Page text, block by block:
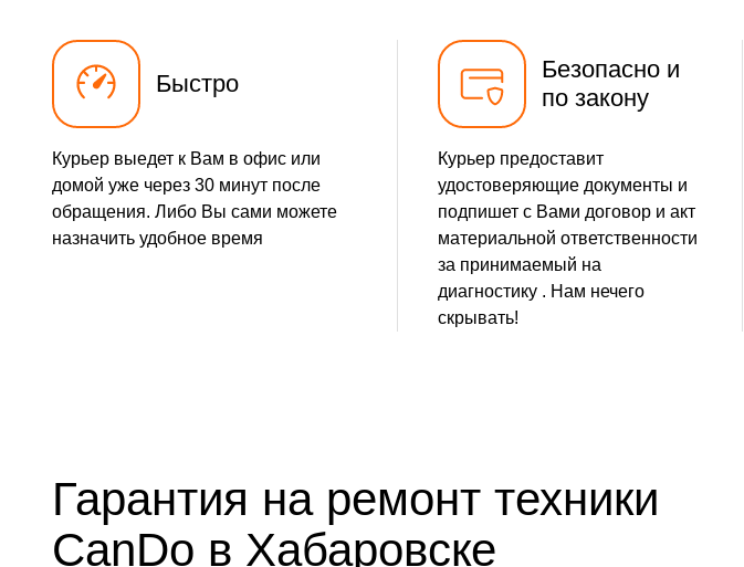
Быстро
Курьер выедет к Вам в офис или
домой уже через 30 минут после
обращения. Либо Вы сами можете
назначить удобное время
Безопасно и
по закону
Курьер предоставит
удостоверяющие документы и
подпишет с Вами договор и акт
материальной ответственности
за принимаемый на
диагностику . Нам нечего
скрывать!
Гарантия на ремонт техники
CanDo в Хабаровске